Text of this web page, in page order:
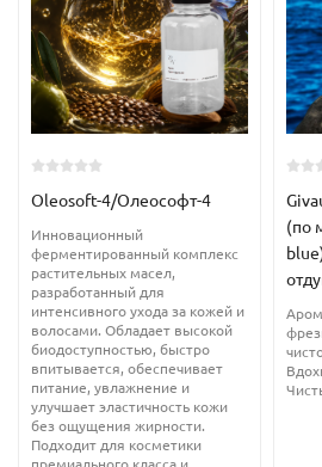
0.5–1.5% как гелеобразователь
до 2% как стабилизатор водных
Функции в рецептуре:
Гелеобразователь
Влагоудерживающий компонент
300–400×)
Стабилизатор эмульсий
Модификатор текстуры
Суспендирующий агент
Особенности:
Oleosoft-4/Олеософт-4
Инновационный
ферментированный комплекс
растительных масел,
разработанный для
интенсивного ухода за кожей и
волосами. Обладает высокой
биодоступностью, быстро
впитывается, обеспечивает
питание, увлажнение и
улучшает эластичность кожи
без ощущения жирности.
Подходит для косметики
(по